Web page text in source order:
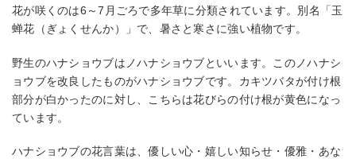
花が咲くのは6～7月ごろで多年草に分類されています。別名「玉
蝉花（ぎょくせんか）」で、暑さと寒さに強い植物です。
野生のハナショウブはノハナショウブといいます。このノハナシ
ョウブを改良したものがハナショウブです。カキツバタが付け根
部分が白かったのに対し、こちらは花びらの付け根が黄色になっ
ています。
ハナショウブの花言葉は、優しい心・嬉しい知らせ・優雅・あな